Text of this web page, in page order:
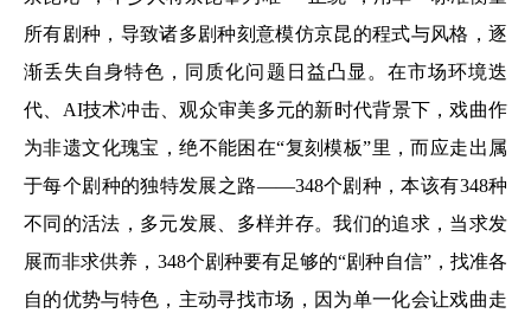
所有剧种，导致诸多剧种刻意模仿京昆的程式与风格，逐
渐丢失自身特色，同质化问题日益凸显。在市场环境迭
代、AI技术冲击、观众审美多元的新时代背景下，戏曲作
为非遗文化瑰宝，绝不能困在“复刻模板”里，而应走出属
于每个剧种的独特发展之路——348个剧种，本该有348种
不同的活法，多元发展、多样并存。我们的追求，当求发
展而非求供养，348个剧种要有足够的“剧种自信”，找准各
自的优势与特色，主动寻找市场，因为单一化会让戏曲走